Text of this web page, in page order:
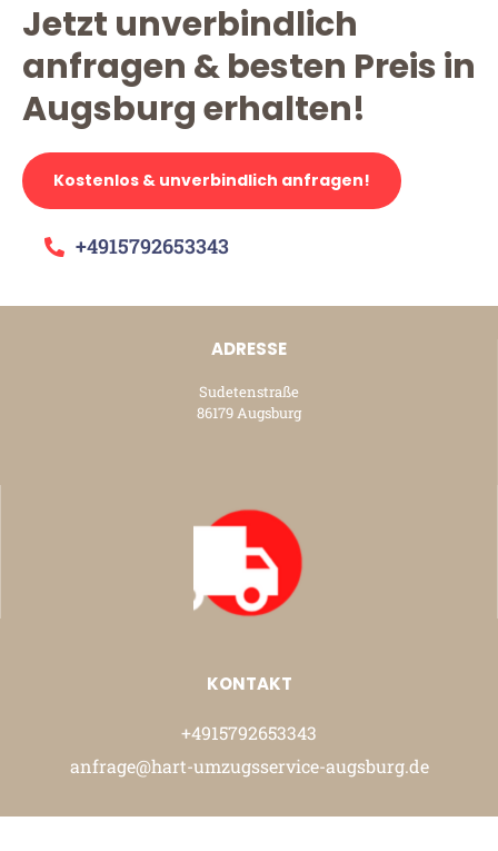
Jetzt unverbindlich
anfragen & besten Preis in
Augsburg erhalten!
Kostenlos & unverbindlich anfragen!
+4915792653343
ADRESSE
Sudetenstraße
86179 Augsburg
KONTAKT
+4915792653343
anfrage@hart-umzugsservice-augsburg.de